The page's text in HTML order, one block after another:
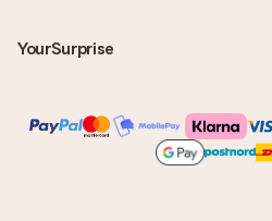
YourSurprise